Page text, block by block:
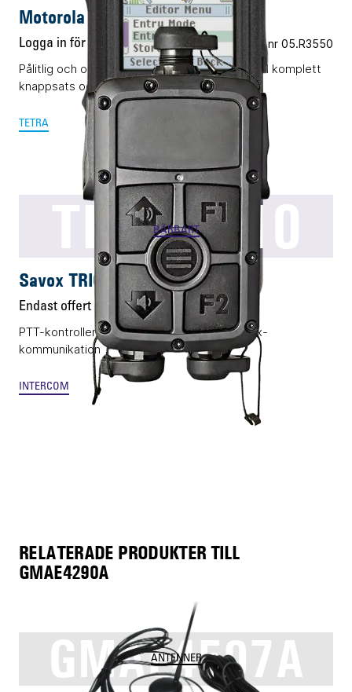
Motorola MTP3550 TETRA
Logga in för pris Vårt art.nr 05.R3550
Pålitlig och okomplicerad TETRA-terminal med komplett
knappsats och display.
TETRA
TRICS T10
BÄRBART
Savox TRICS T10
Endast offert
PTT-kontrollenhet med integrerad full-duplex-
kommunikation
INTERCOM
RELATERADE PRODUKTER TILL
GMAE4290A
GMAE4507A
ANTENNER